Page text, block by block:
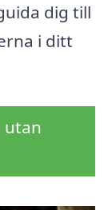
dig till
i ditt
utan